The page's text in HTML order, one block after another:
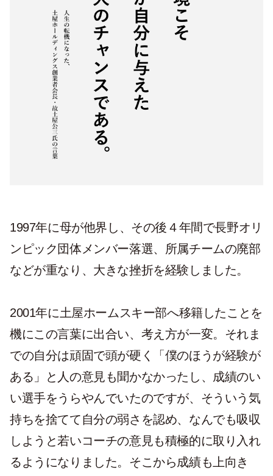
1997年に母が他界し、その後４年間で長野オリ
ンピック団体メンバー落選、所属チームの廃部
などが重なり、大きな挫折を経験しました。
2001年に土屋ホームスキー部へ移籍したことを
機にこの言葉に出合い、考え方が一変。それま
での自分は頑固で頭が硬く「僕のほうが経験が
ある」と人の意見も聞かなかったし、成績のい
い選手をうらやんでいたのですが、そういう気
持ちを捨てて自分の弱さを認め、なんでも吸収
しようと若いコーチの意見も積極的に取り入れ
るようになりました。そこから成績も上向き